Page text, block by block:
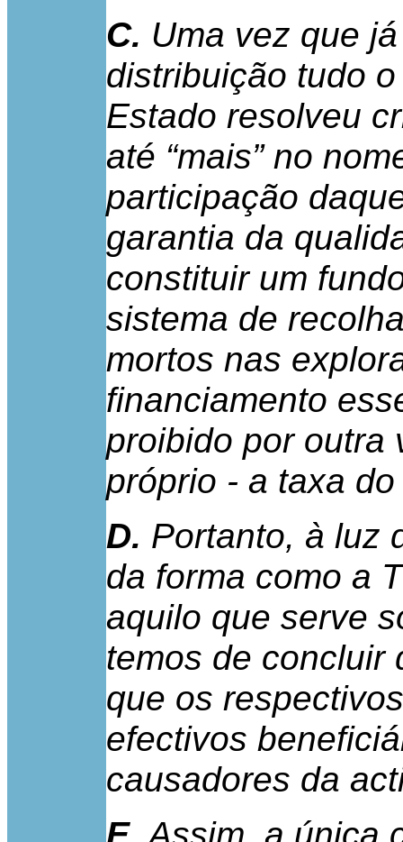
C. Uma vez que
distribuição tudo
Estado resolveu
até “mais” no
participação
garantia da
constituir um
sistema de
mortos nas
financiamento
proibido por outra
próprio - a taxa
D. Portanto, à luz
da forma como a
aquilo que serve
temos de concluir
que os
efectivos
causadores da
E. Assim, a única